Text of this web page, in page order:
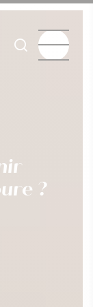
navigation du
favoris
Je
Menu
?